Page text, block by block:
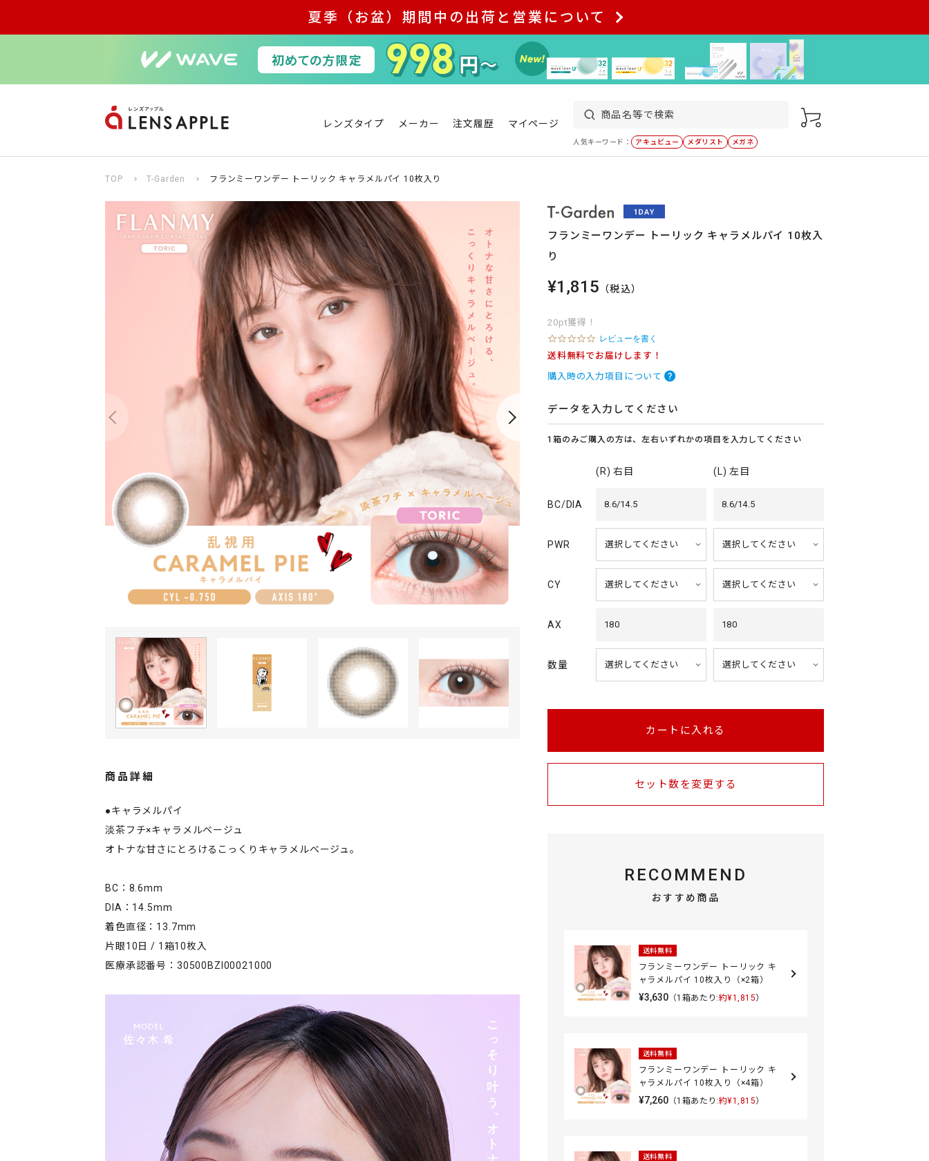
夏季（お盆）期間中の出荷と営業について
レンズタイプ メーカー 注文履歴 マイページ
人気キーワード： アキュビュー メダリスト メガネ
TOP T-Garden フランミーワンデー トーリック キャラメルパイ 10枚入り
商品詳細
●キャラメルパイ
淡茶フチ×キャラメルベージュ
オトナな甘さにとろけるこっくりキャラメルベージュ。
BC：8.6mm
DIA：14.5mm
着色直径：13.7mm
片眼10日 / 1箱10枚入
医療承認番号：30500BZI00021000
フランミーワンデー トーリック キャラメルパイ 10枚入
り
¥1,815 （税込）
20pt獲得！
0
.
0
s
r
r
a
t
n
g
レビューを書く
送料無料でお届けします！
購入時の入力項目について
データを入力してください
1箱のみご購入の方は、左右いずれかの項目を入力してください
(R) 右目 (L) 左目
BC/DIA 8.6/14.5 8.6/14.5
PWR
CY
AX 180 180
数量
カートに入れる
セット数を変更する
RECOMMEND
おすすめ商品
送料無料
フランミーワンデー トーリック キ
ャラメルパイ 10枚入り（×2箱）
¥3,630（1箱あたり:約¥1,815）
送料無料
フランミーワンデー トーリック キ
ャラメルパイ 10枚入り（×4箱）
¥7,260（1箱あたり:約¥1,815）
送料無料